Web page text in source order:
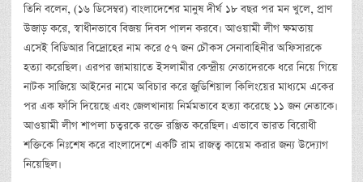
তিনি বলেন, (১৬ ডিসেম্বর) বাংলাদেশের মানুষ দীর্ঘ ১৮ বছর পর মন খুলে, প্রাণ
উজাড় করে, স্বাধীনভাবে বিজয় দিবস পালন করবে। আওয়ামী লীগ ক্ষমতায়
এসেই বিডিআর বিদ্রোহের নাম করে ৫৭ জন চৌকস সেনাবাহিনীর অফিসারকে
হত্যা করেছিল। এরপর জামায়াতে ইসলামীর কেন্দ্রীয় নেতাদেরকে ধরে নিয়ে গিয়ে
নাটক সাজিয়ে আইনের নামে অবিচার করে জুডিশিয়াল কিলিংয়ের মাধ্যমে একের
পর এক ফাঁসি দিয়েছে এবং জেলখানায় নির্মমভাবে হত্যা করেছে ১১ জন নেতাকে।
আওয়ামী লীগ শাপলা চত্বরকে রক্তে রঞ্জিত করেছিল। এভাবে ভারত বিরোধী
শক্তিকে নিঃশেষ করে বাংলাদেশে একটি রাম রাজত্ব কায়েম করার জন্য উদ্যোগ
নিয়েছিল।